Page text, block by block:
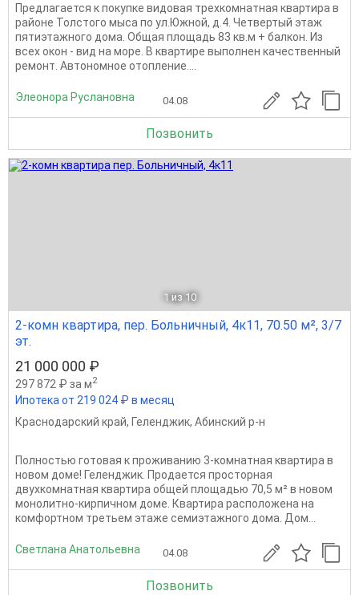
Предлагается к покупке видовая трехкомнатная квартира в
районе Толстого мыса по ул.Южной, д.4. Четвертый этаж
пятиэтажного дома. Общая площадь 83 кв.м + балкон. Из
всех окон - вид на море. В квартире выполнен качественный
ремонт. Автономное отопление....
Элеонора Руслановна 04.08
Позвонить
1 из 10
2-комн квартира, пер. Больничный, 4к11, 70.50 м², 3/7
эт.
21 000 000 ₽
297 872 ₽ за м2
Ипотека от 219 024 ₽ в месяц
Краснодарский край, Геленджик, Абинский р-н
Полностью готовая к проживанию 3-комнатная квартира в
новом доме! Геленджик. Продается просторная
двухкомнатная квартира общей площадью 70,5 м² в новом
монолитно-кирпичном доме. Квартира расположена на
комфортном третьем этаже семиэтажного дома. Дом...
Светлана Анатольевна 04.08
Позвонить